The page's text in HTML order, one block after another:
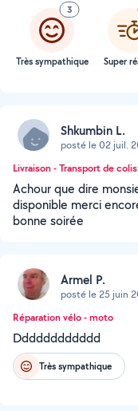
3
Très sympathique Super
Shkumbin L.
posté le 02 juil.
Livraison - Transport de colis
Achour que dire
disponible merci
bonne soirée
Armel P.
posté le 25 juin
Réparation vélo - moto
Dddddddddddd
Très sympathique